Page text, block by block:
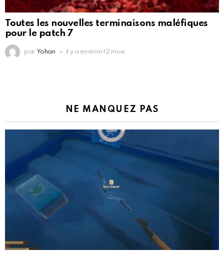
Toutes les nouvelles terminaisons maléfiques
pour le patch 7
par Yohan il y a environ 12 mois
NE MANQUEZ PAS